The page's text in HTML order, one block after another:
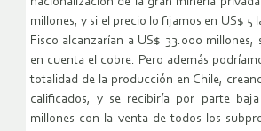
millones, y si el precio lo fijamos en US$ 5
Fisco alcanzarían a US$ 33.000 millones,
en cuenta el cobre. Pero además
totalidad de la producción en Chile,
calificados, y se recibiría por parte
millones con la venta de todos los